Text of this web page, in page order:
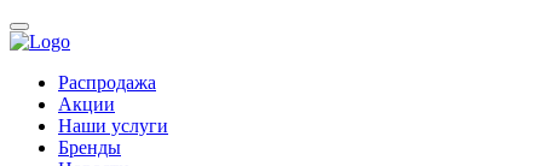
Распродажа
Акции
Наши услуги
Бренды